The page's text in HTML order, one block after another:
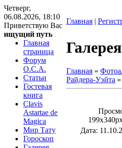
Четверг,
06.08.2026, 18:10
Приветствую Вас
ищущий путь
Главная |
Главная
страница
Форум
O.C.A.
Статьи
Гостевая
книга
Clavis
Astartae de
Magica
Мир Тату
Гороскоп
Галерея
Главная »
Райдера-Уэйта
Дата: